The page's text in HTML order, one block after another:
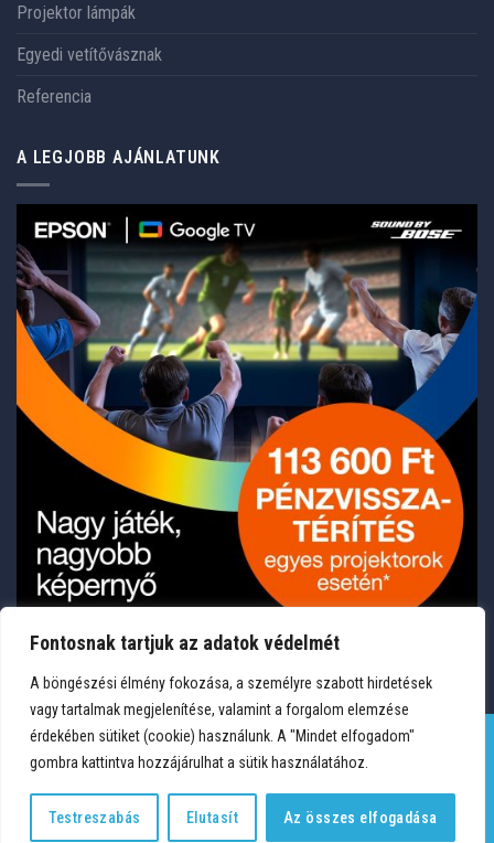
Fontosnak tartjuk az adatok védelmét
A böngészési élmény fokozása, a személyre szabott hirdetések
vagy tartalmak megjelenítése, valamint a forgalom elemzése
érdekében sütiket (cookie) használunk. A "Mindet elfogadom"
gombra kattintva hozzájárulhat a sütik használatához.
Testreszabás Elutasít Az összes elfogadása
Projektor lámpák
Egyedi vetítővásznak
Referencia
A LEGJOBB AJÁNLATUNK
Copyright 2026 © Medium Hungary Kft. Minden jog fenntartva.